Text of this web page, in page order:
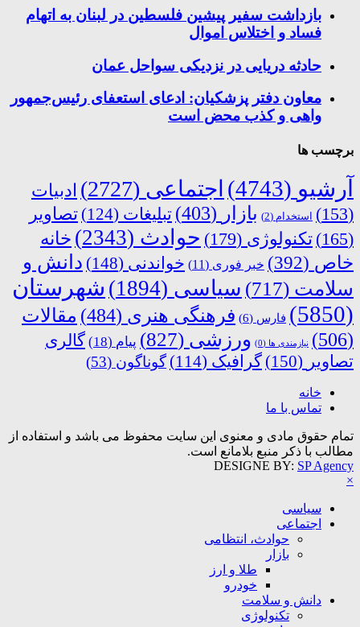
بازداشت سفیر پیشین فلسطین در لبنان به اتهام
فساد و اختلاس اموال
حادثه دریایی در نزدیکی سواحل عمان
معاون دفتر پزشکیان: ادعای استعفای رئیس‌جمهور
واهی و کذب محض است
برچسب ها
آرشیو (4743) اجتماعی (2727)
ادبیات
(153)
استخدام (2) بازار (403) تبلیغات (124)
تصاویر
(165)
تکنولوژی (179) حوادث (2343)
خانه
خاص (392) خبر فوری (11) خواندنی (148)
دانش و
سلامت (717) سیاسی (1894)
شهرستان
(5850)
فارس (6) فرهنگی هنری (484)
مقالات
(506)
نیازمندی ها (0) ورزشی (827) پیام (18)
گالری
تصاویر (150) گرافیک (114) گوناگون (53)
خانه
تماس با ما
تمام حقوق مادی و معنوی این سایت محفوظ می باشد و استفاده از
مطالب با ذکر منبع بلامانع است.
DESIGNE BY: SP Agency
×
سیاسی
اجتماعی
حوادث، انتظامی
بازار
طلا و ارز
خودرو
دانش و سلامت
تکنولوژی